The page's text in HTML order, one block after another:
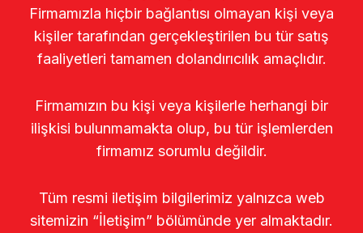
Firmamızla hiçbir bağlantısı olmayan kişi veya
kişiler tarafından gerçekleştirilen bu tür satış
faaliyetleri tamamen dolandırıcılık amaçlıdır.
Firmamızın bu kişi veya kişilerle herhangi bir
ilişkisi bulunmamakta olup, bu tür işlemlerden
firmamız sorumlu değildir.
Tüm resmi iletişim bilgilerimiz yalnızca web
sitemizin “İletişim” bölümünde yer almaktadır.